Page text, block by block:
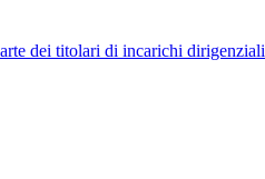
dei titolari di incarichi dirigenziali